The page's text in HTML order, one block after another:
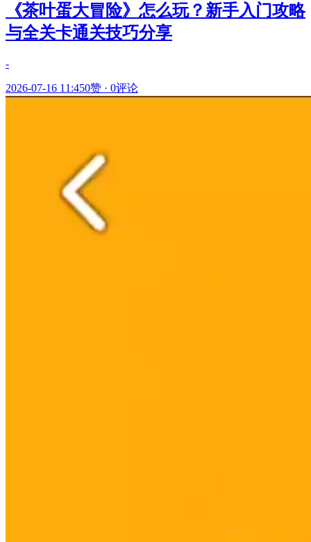
《茶叶蛋大冒险》怎么玩？新手入门攻略
与全关卡通关技巧分享
-
2026-07-16 11:450赞 · 0评论